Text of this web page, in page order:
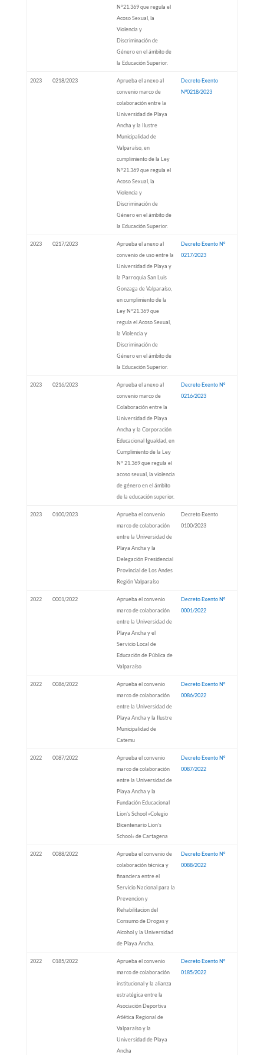
N°21.369 que regula el
Acoso Sexual, la
Violencia y
Discriminación de
Género en el ámbito de
la Educación Superior.
2023 0218/2023
Aprueba el anexo al
convenio marco de
colaboración entre la
Universidad de Playa
Ancha y la Ilustre
Municipalidad de
Valparaíso, en
cumplimiento de la Ley
N°21.369 que regula el
Acoso Sexual, la
Violencia y
Discriminación de
Género en el ámbito de
la Educación Superior.
Decreto Exento
Nº0218/2023
2023 0217/2023
Aprueba el anexo al
convenio de uso entre la
Universidad de Playa y
la Parroquia San Luis
Gonzaga de Valparaíso,
en cumplimiento de la
Ley N°21.369 que
regula el Acoso Sexual,
la Violencia y
Discriminación de
Género en el ámbito de
la Educación Superior.
Decreto Exento Nº
0217/2023
2023 0216/2023
Aprueba el anexo al
convenio marco de
Colaboración entre la
Universidad de Playa
Ancha y la Corporación
Educacional Igualdad, en
Cumplimiento de la Ley
N° 21.369 que regula el
acoso sexual, la violencia
de género en el ámbito
de la educación superior.
Decreto Exento Nº
0216/2023
2023 0100/2023
Aprueba el convenio
marco de colaboración
entre la Universidad de
Playa Ancha y la
Delegación Presidencial
Provincial de Los Andes
Región Valparaíso
Decreto Exento
0100/2023
2022 0001/2022
Aprueba el convenio
marco de colaboración
entre la Universidad de
Playa Ancha y el
Servicio Local de
Educación de Pública de
Valparaíso
Decreto Exento Nº
0001/2022
2022 0086/2022
Aprueba el convenio
marco de colaboración
entre la Universidad de
Playa Ancha y la Ilustre
Municipalidad de
Catemu
Decreto Exento Nº
0086/2022
2022 0087/2022
Aprueba el convenio
marco de colaboración
entre la Universidad de
Playa Ancha y la
Fundación Educacional
Lion’s School «Colegio
Bicentenario Lion’s
School» de Cartagena
Decreto Exento Nº
0087/2022
2022 0088/2022
Aprueba el convenio de
colaboración técnica y
financiera entre el
Servicio Nacional para la
Prevencion y
Rehabilitacion del
Consumo de Drogas y
Alcohol y la Universidad
de Playa Ancha.
Decreto Exento Nº
0088/2022
2022 0185/2022
Aprueba el convenio
marco de colaboración
institucional y la alianza
estratégica entre la
Asociación Deportiva
Atlética Regional de
Valparaíso y la
Universidad de Playa
Ancha
Decreto Exento Nº
0185/2022